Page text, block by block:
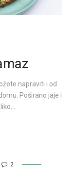
napraviti i od
Poširano jaje i
2